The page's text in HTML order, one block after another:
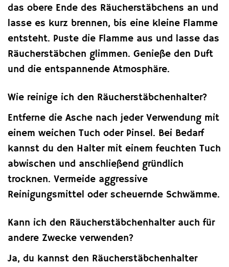
das obere Ende des Räucherstäbchens an und
lasse es kurz brennen, bis eine kleine Flamme
entsteht. Puste die Flamme aus und lasse das
Räucherstäbchen glimmen. Genieße den Duft
und die entspannende Atmosphäre.
Wie reinige ich den Räucherstäbchenhalter?
Entferne die Asche nach jeder Verwendung mit
einem weichen Tuch oder Pinsel. Bei Bedarf
kannst du den Halter mit einem feuchten Tuch
abwischen und anschließend gründlich
trocknen. Vermeide aggressive
Reinigungsmittel oder scheuernde Schwämme.
Kann ich den Räucherstäbchenhalter auch für
andere Zwecke verwenden?
Ja, du kannst den Räucherstäbchenhalter